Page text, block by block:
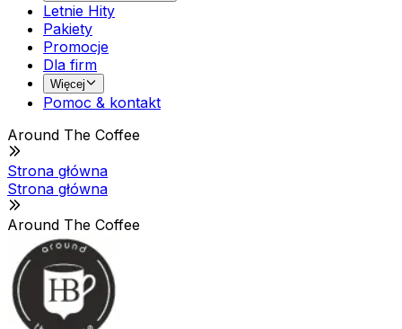
Letnie Hity
Pakiety
Promocje
Dla firm
Więcej
Pomoc & kontakt
Around The Coffee
Strona główna
Strona główna
Around The Coffee